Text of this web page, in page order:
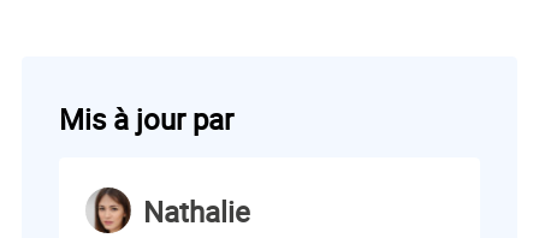
Mis à jour par
Nathalie